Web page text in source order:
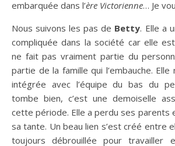
embarquée dans l’ère Victorienne… Je
Nous suivons les pas de Betty. Elle a
compliquée dans la société car elle
ne fait pas vraiment partie du
partie de la famille qui l’embauche. Elle
intégrée avec l’équipe du bas du
tombe bien, c’est une demoiselle
cette période. Elle a perdu ses parents
sa tante. Un beau lien s’est créé entre
toujours débrouillée pour travailler